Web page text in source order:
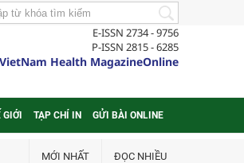
E-ISSN 2734 - 9756
P-ISSN 2815 - 6285
VietNam Health MagazineOnline
GIỚI TẠP CHÍ IN GỬI BÀI ONLINE
MỚI NHẤT ĐỌC NHIỀU